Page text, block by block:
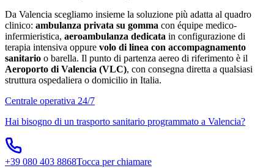
Da Valencia scegliamo insieme la soluzione più adatta al quadro
clinico: ambulanza privata su gomma con équipe medico-
infermieristica, aeroambulanza dedicata in configurazione di
terapia intensiva oppure volo di linea con accompagnamento
sanitario o barella. Il punto di partenza aereo di riferimento è il
Aeroporto di Valencia (VLC), con consegna diretta a qualsiasi
struttura ospedaliera o domicilio in Italia.
Centrale operativa 24/7
Hai bisogno di un trasporto sanitario programmato a Valencia?
+39 080 403 8868Tocca per chiamare